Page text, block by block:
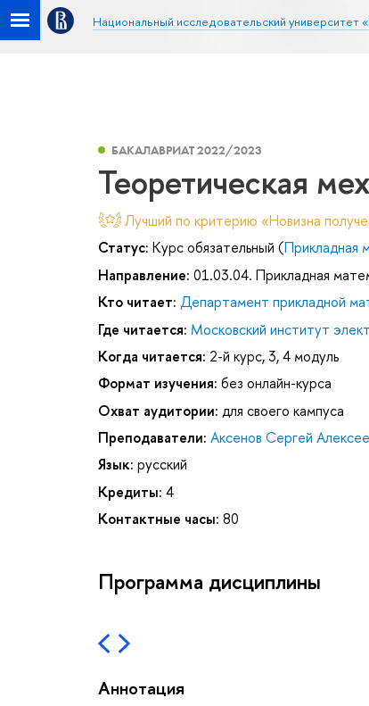
Национальный исследовательский университет
БАКАЛАВРИАТ 2022/2023
Теоретическая
Лучший по критерию «Новизна
Статус: Курс обязательный (Прикладная
Направление: 01.03.04. Прикладная
Кто читает: Департамент прикладной
Где читается: Московский институт
Когда читается: 2-й курс, 3, 4 модуль
Формат изучения: без онлайн-курса
Охват аудитории: для своего кампуса
Преподаватели: Аксенов Сергей
Язык: русский
Кредиты: 4
Контактные часы: 80
Программа дисциплины
Аннотация